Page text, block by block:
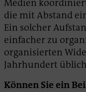
Medien
die mit Abstand
Ein solcher
einfacher zu
organisierten
Jahrhundert
Können Sie ein